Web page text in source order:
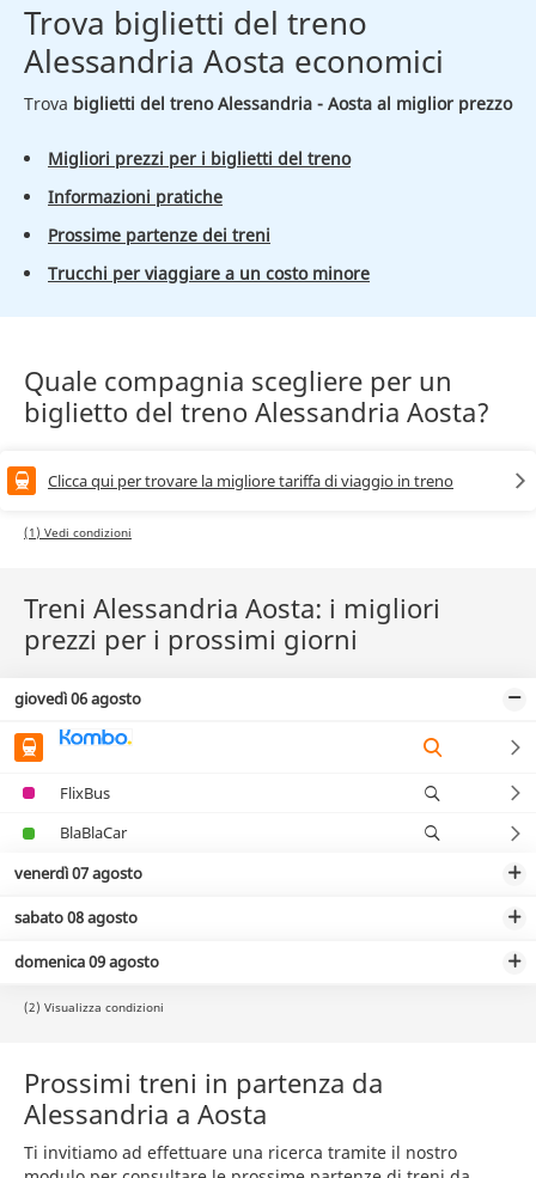
Trova biglietti del treno
Alessandria Aosta economici
Trova biglietti del treno Alessandria - Aosta al miglior prezzo
Migliori prezzi per i biglietti del treno
Informazioni pratiche
Prossime partenze dei treni
Trucchi per viaggiare a un costo minore
Quale compagnia scegliere per un
biglietto del treno Alessandria Aosta?
Clicca qui per trovare la migliore tariffa di viaggio in treno
(1) Vedi condizioni
Treni Alessandria Aosta: i migliori
prezzi per i prossimi giorni
giovedì 06 agosto
FlixBus
BlaBlaCar
venerdì 07 agosto
sabato 08 agosto
domenica 09 agosto
(2) Visualizza condizioni
Prossimi treni in partenza da
Alessandria a Aosta
Ti invitiamo ad effettuare una ricerca tramite il nostro